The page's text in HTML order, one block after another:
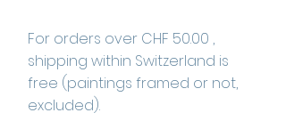
For orders over CHF 50.00 ,
shipping within Switzerland is
free (paintings framed or not,
excluded).